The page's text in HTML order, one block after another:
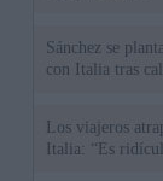
Sánchez se
con Italia tras
Los viajeros
Italia: “Es